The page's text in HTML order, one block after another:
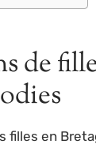
de
filles en